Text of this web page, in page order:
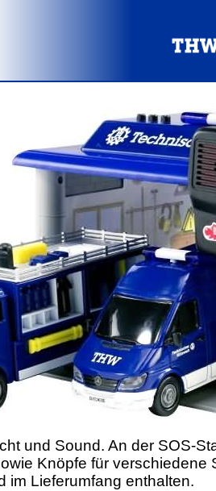
und Sound. An der SOS-
Knöpfe für
im Lieferumfang enthalten.